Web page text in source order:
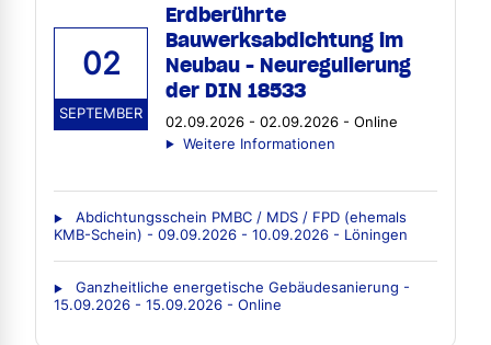
02
SEPTEMBER
Erdberührte
Bauwerksabdichtung im
Neubau - Neuregulierung
der DIN 18533
02.09.2026 - 02.09.2026 - Online
Weitere Informationen
Abdichtungsschein PMBC / MDS / FPD (ehemals
KMB-Schein) - 09.09.2026 - 10.09.2026 - Löningen
Ganzheitliche energetische Gebäudesanierung -
15.09.2026 - 15.09.2026 - Online